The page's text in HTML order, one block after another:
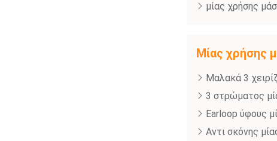
μίας χρήσης
Μίας χρήσης
Μαλακά 3
3 στρώματος
Earloop ύφους
Αντι σκόνης